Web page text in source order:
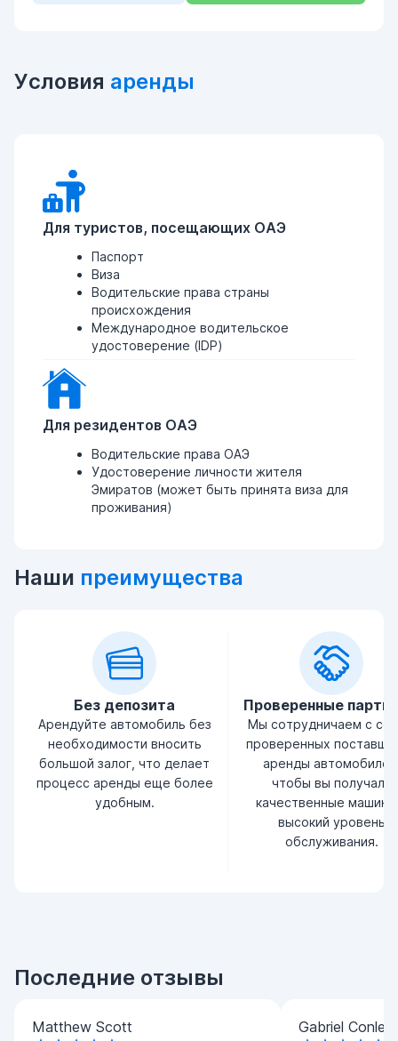
Условия аренды
Для туристов, посещающих ОАЭ
Паспорт
Виза
Водительские права страны
происхождения
Международное водительское
удостоверение (IDP)
Для резидентов ОАЭ
Водительские права ОАЭ
Удостоверение личности жителя
Эмиратов (может быть принята виза для
проживания)
Наши преимущества
Без депозита
Арендуйте автомобиль без
необходимости вносить
большой залог, что делает
процесс аренды еще более
удобным.
Проверенные
Мы сотрудничаем с
проверенных
аренды
чтобы вы получали
качественные
высокий уровень
обслуживания.
Последние отзывы
Matthew Scott Gabriel Conley